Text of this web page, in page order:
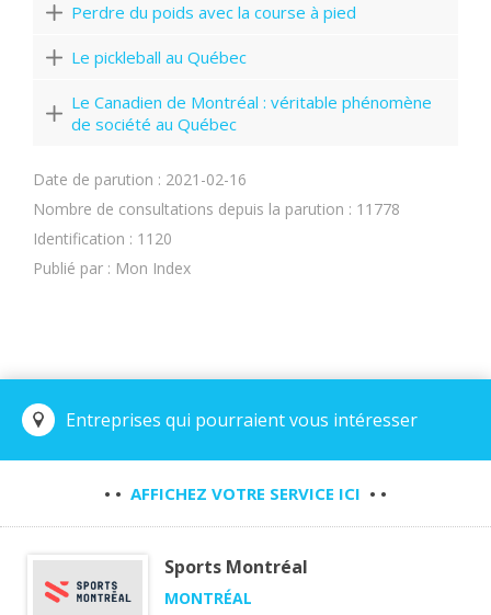
Perdre du poids avec la course à pied
Le pickleball au Québec
Le Canadien de Montréal : véritable phénomène
de société au Québec
Date de parution : 2021-02-16
Nombre de consultations depuis la parution : 11778
Identification : 1120
Publié par : Mon Index
Entreprises qui pourraient vous intéresser
• • AFFICHEZ VOTRE SERVICE ICI • •
Sports Montréal
MONTRÉAL